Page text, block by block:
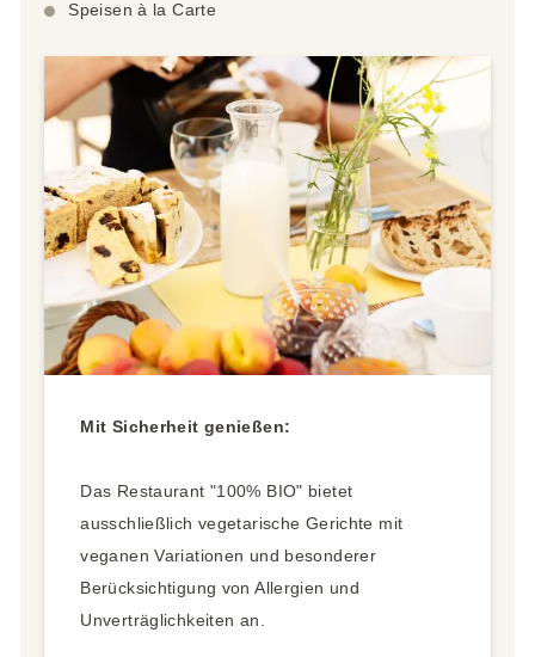
Speisen à la Carte
Mit Sicherheit genießen:
Das Restaurant "100% BIO" bietet
ausschließlich vegetarische Gerichte mit
veganen Variationen und besonderer
Berücksichtigung von Allergien und
Unverträglichkeiten an.